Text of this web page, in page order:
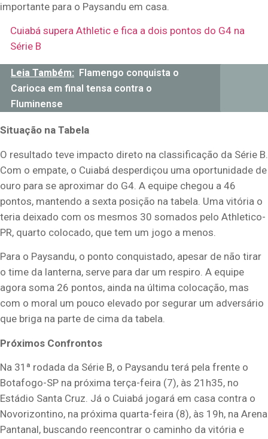
importante para o Paysandu em casa.
Cuiabá supera Athletic e fica a dois pontos do G4 na
Série B
Leia Também:
Flamengo conquista o
Carioca em final tensa contra o
Fluminense
Situação na Tabela
O resultado teve impacto direto na classificação da Série B.
Com o empate, o Cuiabá desperdiçou uma oportunidade de
ouro para se aproximar do G4. A equipe chegou a 46
pontos, mantendo a sexta posição na tabela. Uma vitória o
teria deixado com os mesmos 30 somados pelo Athletico-
PR, quarto colocado, que tem um jogo a menos.
Para o Paysandu, o ponto conquistado, apesar de não tirar
o time da lanterna, serve para dar um respiro. A equipe
agora soma 26 pontos, ainda na última colocação, mas
com o moral um pouco elevado por segurar um adversário
que briga na parte de cima da tabela.
Próximos Confrontos
Na 31ª rodada da Série B, o Paysandu terá pela frente o
Botafogo-SP na próxima terça-feira (7), às 21h35, no
Estádio Santa Cruz. Já o Cuiabá jogará em casa contra o
Novorizontino, na próxima quarta-feira (8), às 19h, na Arena
Pantanal, buscando reencontrar o caminho da vitória e